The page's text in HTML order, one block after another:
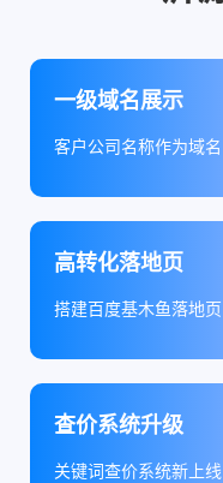
一级域名展示
客户公司名称作为域名
高转化落地页
搭建百度基木鱼落地页
查价系统升级
关键词查价系统新上线